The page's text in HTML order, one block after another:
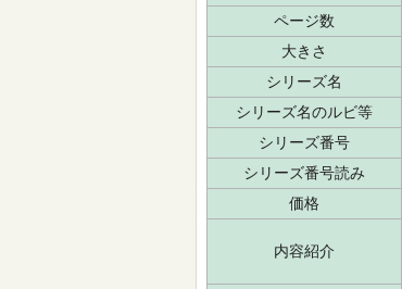
ページ数
大きさ
シリーズ名
シリーズ名のルビ等
シリーズ番号
シリーズ番号読み
価格
内容紹介